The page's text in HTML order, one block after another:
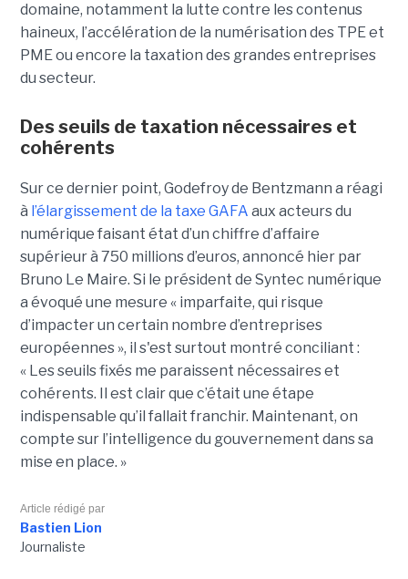
domaine, notamment la lutte contre les contenus
haineux, l’accélération de la numérisation des TPE et
PME ou encore la taxation des grandes entreprises
du secteur.
Des seuils de taxation nécessaires et
cohérents
Sur ce dernier point, Godefroy de Bentzmann a réagi
à l’élargissement de la taxe GAFA aux acteurs du
numérique faisant état d’un chiffre d’affaire
supérieur à 750 millions d’euros, annoncé hier par
Bruno Le Maire. Si le président de Syntec numérique
a évoqué une mesure « imparfaite, qui risque
d’impacter un certain nombre d’entreprises
européennes », il s'est surtout montré conciliant :
« Les seuils fixés me paraissent nécessaires et
cohérents. Il est clair que c’était une étape
indispensable qu’il fallait franchir. Maintenant, on
compte sur l’intelligence du gouvernement dans sa
mise en place. »
Article rédigé par
Bastien Lion
Journaliste